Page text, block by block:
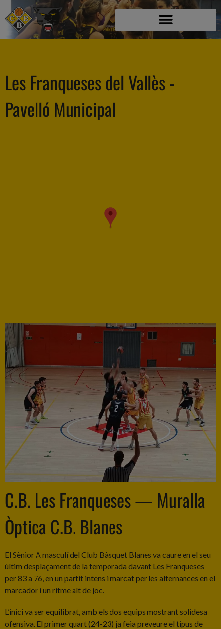
Les Franqueses del Vallès -
Pavelló Municipal
C.B. Les Franqueses — Muralla
Òptica C.B. Blanes
El Sènior A masculí del Club Bàsquet Blanes va caure en el seu
últim desplaçament de la temporada davant Les Franqueses
per 83 a 76, en un partit intens i marcat per les alternances en el
marcador i un ritme alt de joc.
L’inici va ser equilibrat, amb els dos equips mostrant solidesa
ofensiva. El primer quart (24-23) ja feia preveure el tipus de